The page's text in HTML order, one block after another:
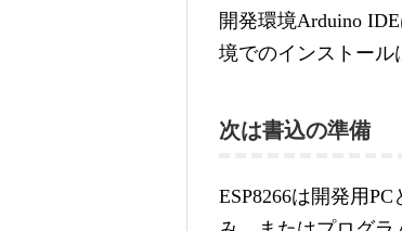
開発環境Arduino
境でのインストール
次は書込の準備
ESP8266は開発用